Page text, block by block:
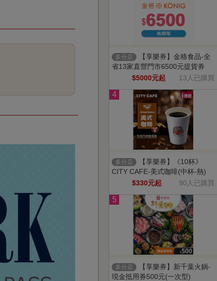
多分店
【享樂券】金格食品-全
省13家直營門市6500元提貨券
$5000元起
13人已購買
4
多分店
【享樂券】《10杯》
CITY CAFE-美式咖啡(中杯-熱)
$330元起
90人已購買
5
多分店
【享樂券】新千葉火鍋-
現金抵用券500元(一次型)